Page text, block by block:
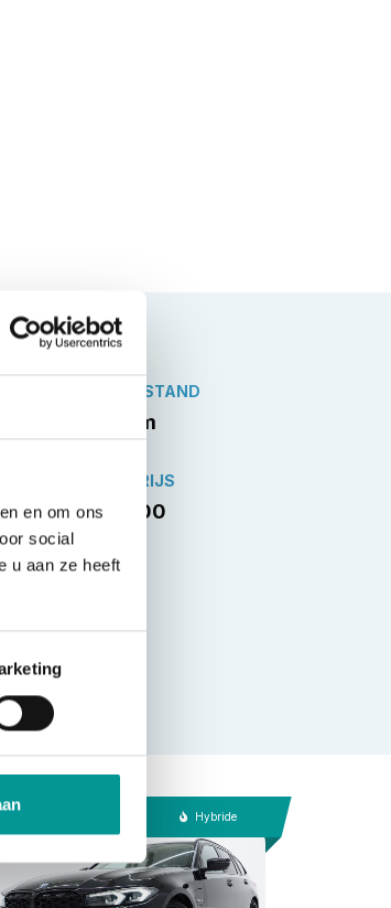
en om ons
social
u aan ze heeft
KILOMETERSTAND
60.520 km
VERKOOPPRIJS
€26.944,00
Hybride